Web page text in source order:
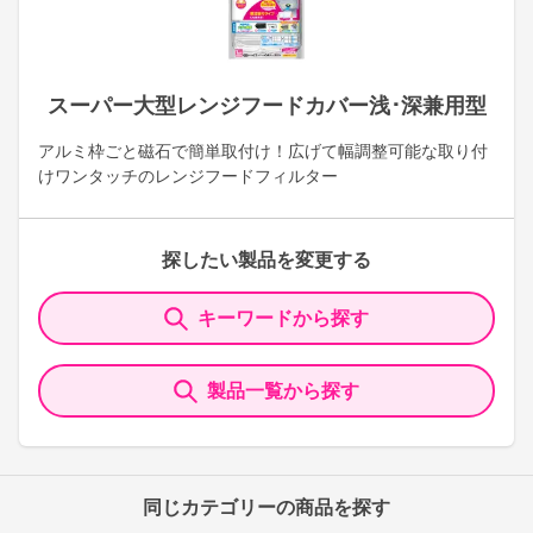
スーパー大型レンジフードカバー浅･深兼用型
アルミ枠ごと磁石で簡単取付け！広げて幅調整可能な取り付
けワンタッチのレンジフードフィルター
探したい製品を変更する
キーワードから探す
製品一覧から探す
同じカテゴリーの商品を探す